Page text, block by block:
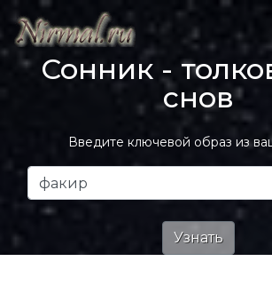
Сонник -
снов
Введите ключевой образ из